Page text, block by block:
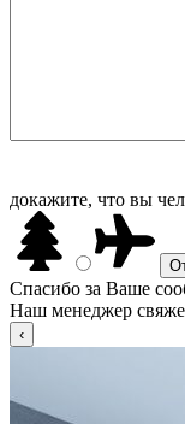
докажите, что вы
Спасибо за Ваше
Наш менеджер